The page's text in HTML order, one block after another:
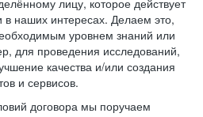
лицу, которое действует
наших интересах. Делаем это,
уровнем знаний или
для проведения исследований,
качества и/или создания
и сервисов.
договора мы поручаем